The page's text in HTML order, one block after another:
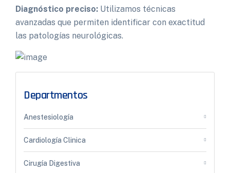
Departmentos
Anestesiología
Cardiología Clinica
Cirugía Digestiva
Diagnóstico preciso: Utilizamos técnicas
avanzadas que permiten identificar con exactitud
las patologías neurológicas.